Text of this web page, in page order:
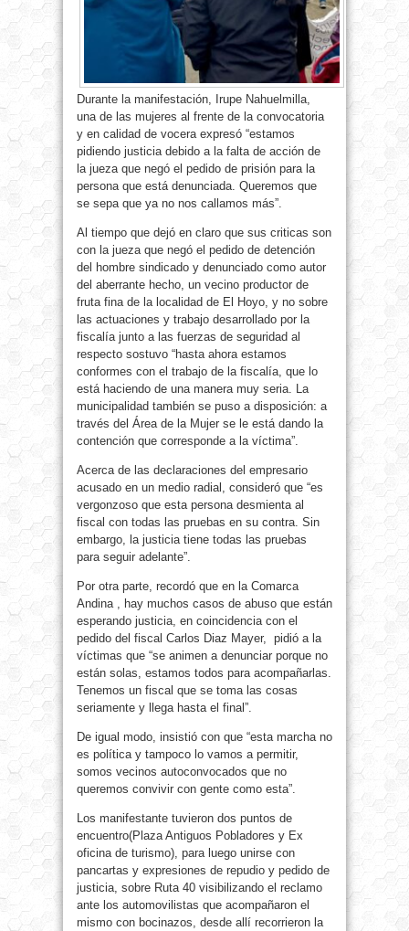
Durante la manifestación, Irupe Nahuelmilla,
una de las mujeres al frente de la convocatoria
y en calidad de vocera expresó “estamos
pidiendo justicia debido a la falta de acción de
la jueza que negó el pedido de prisión para la
persona que está denunciada. Queremos que
se sepa que ya no nos callamos más”.
Al tiempo que dejó en claro que sus criticas son
con la jueza que negó el pedido de detención
del hombre sindicado y denunciado como autor
del aberrante hecho, un vecino productor de
fruta fina de la localidad de El Hoyo, y no sobre
las actuaciones y trabajo desarrollado por la
fiscalía junto a las fuerzas de seguridad al
respecto sostuvo “hasta ahora estamos
conformes con el trabajo de la fiscalía, que lo
está haciendo de una manera muy seria. La
municipalidad también se puso a disposición: a
través del Área de la Mujer se le está dando la
contención que corresponde a la víctima”.
Acerca de las declaraciones del empresario
acusado en un medio radial, consideró que “es
vergonzoso que esta persona desmienta al
fiscal con todas las pruebas en su contra. Sin
embargo, la justicia tiene todas las pruebas
para seguir adelante”.
Por otra parte, recordó que en la Comarca
Andina , hay muchos casos de abuso que están
esperando justicia, en coincidencia con el
pedido del fiscal Carlos Diaz Mayer, pidió a la
víctimas que “se animen a denunciar porque no
están solas, estamos todos para acompañarlas.
Tenemos un fiscal que se toma las cosas
seriamente y llega hasta el final”.
De igual modo, insistió con que “esta marcha no
es política y tampoco lo vamos a permitir,
somos vecinos autoconvocados que no
queremos convivir con gente como esta”.
Los manifestante tuvieron dos puntos de
encuentro(Plaza Antiguos Pobladores y Ex
oficina de turismo), para luego unirse con
pancartas y expresiones de repudio y pedido de
justicia, sobre Ruta 40 visibilizando el reclamo
ante los automovilistas que acompañaron el
mismo con bocinazos, desde allí recorrieron la